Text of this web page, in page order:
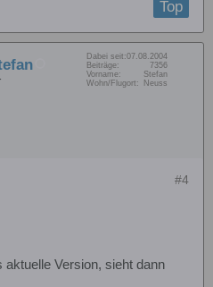
Top
Dabei seit:07.08.2004
Beiträge:
7356
Vorname:
Stefan
Wohn/Flugort:
Neuss
#4
aktuelle Version, sieht dann